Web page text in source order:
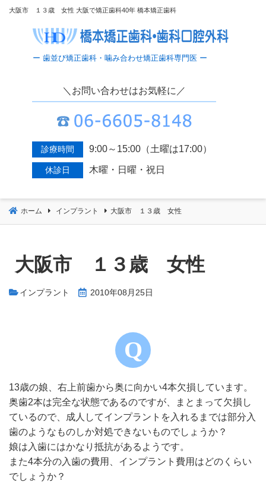
大阪市 １３歳 女性 大阪で矯正歯科40年 橋本矯正歯科
＼お問い合わせはお気軽に／
診療時間 9:00～15:00（土曜は17:00）
休診日 木曜・日曜・祝日
ホーム インプラント 大阪市 １３歳 女性
大阪市 １３歳 女性
インプラント 2010年08月25日
13歳の娘、右上前歯から奥に向かい4本欠損しています。
奥歯2本は完全な状態であるのですが、まとまって欠損し
ているので、成人してインプラントを入れるまでは部分入
歯のようなものしか対処できないものでしょうか？
娘は入歯にはかなり抵抗があるようです。
また4本分の入歯の費用、インプラント費用はどのくらい
でしょうか？